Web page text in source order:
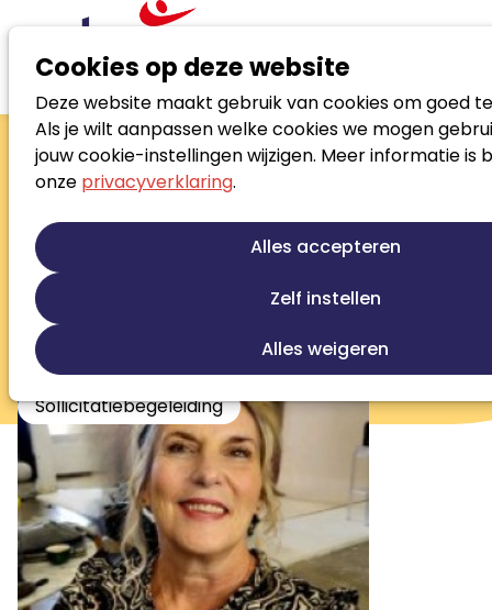
Cookies op deze website
Deze website maakt gebruik van cookies om goed
Als je wilt aanpassen welke cookies we mogen
jouw cookie-instellingen wijzigen. Meer informatie is
onze privacyverklaring.
Alles accepteren
Zelf instellen
Alles weigeren
Zoek loopbaanspecialist
Marieke
Schneider
Loopbaanadviseur
Loopbaanontwikkeling
Persoonlijke ontwikkeling
Re-integratie tweede spoor
Outplacement
Stress en burnout begeleiding
Sollicitatiebegeleiding